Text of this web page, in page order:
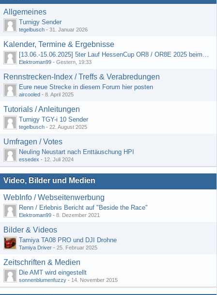
Allgemeines
Turnigy Sender
tegelbusch - 31. Januar 2026
Kalender, Termine & Ergebnisse
[13.06.-15.06.2025] 5ter Lauf HessenCup OR8 / OR8E 2025 beim MSC Ober-Mörlen e.V.
Elektroman99 - Gestern, 19:33
Rennstrecken-Index / Treffs & Verabredungen
Eure neue Strecke in diesem Forum hier posten
aircooled - 8. April 2025
Tutorials / Anleitungen
Turnigy TGY-i 10 Sender
tegelbusch - 22. August 2025
Umfragen / Votes
Neuling Neustart nach Enttäuschung HPI
essedex - 12. Juli 2024
Video, Bilder und Medien
WebInfo / Webseitenwerbung
Renn / Erlebnis Bericht auf "Beside the Race"
Elektroman99 - 8. Dezember 2021
Bilder & Videos
Tamiya TA08 PRO und DJI Drohne
Tamiya Driver - 25. Februar 2025
Zeitschriften & Medien
Die AMT wird eingestellt
sonnenblumenfuzzy - 14. November 2015